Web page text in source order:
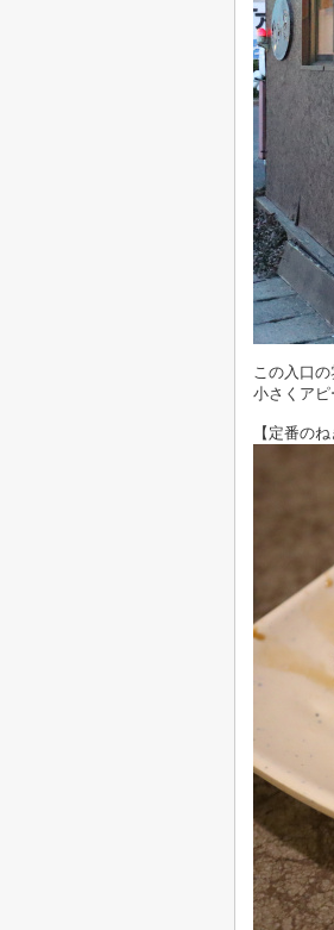
この入口
小さくアピ
【定番の